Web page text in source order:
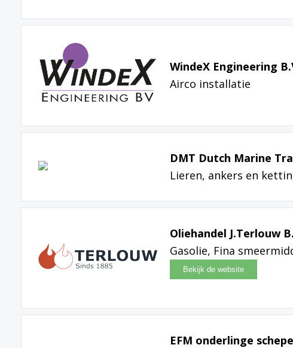
WindeX Engineering
Airco installatie
DMT Dutch Marine
Lieren, ankers en
Oliehandel J.Terlouw
Gasolie, Fina
EFM onderlinge